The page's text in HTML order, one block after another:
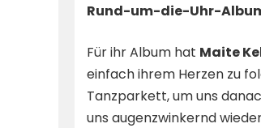
Rund-um-die-Uhr-
Für ihr Album hat Maite
einfach ihrem Herzen zu
Tanzparkett, um uns
uns augenzwinkernd